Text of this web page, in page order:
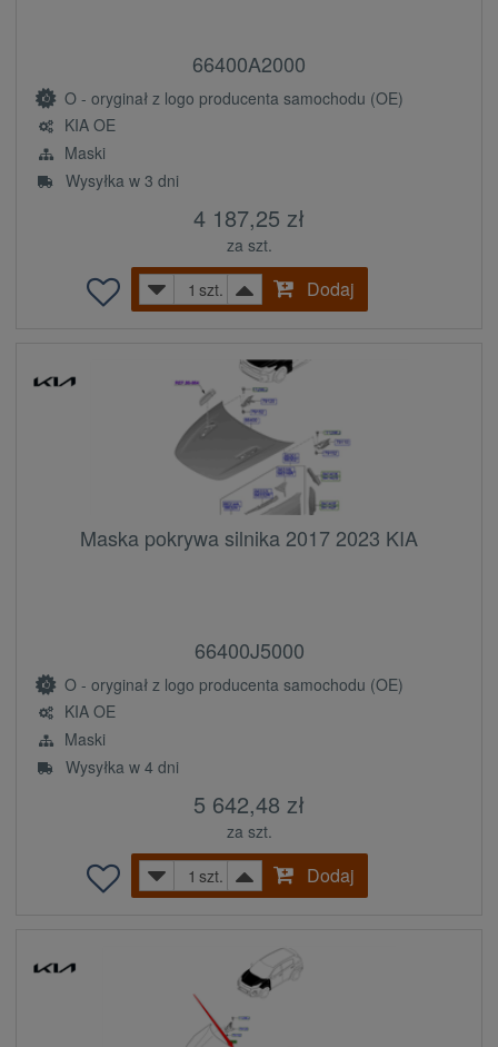
66400A2000
O - oryginał z logo producenta samochodu (OE)
KIA OE
Maski
Wysyłka w 3 dni
4 187,25 zł
za szt.
szt.
Dodaj
Maska pokrywa silnika 2017 2023 KIA
66400J5000
O - oryginał z logo producenta samochodu (OE)
KIA OE
Maski
Wysyłka w 4 dni
5 642,48 zł
za szt.
szt.
Dodaj